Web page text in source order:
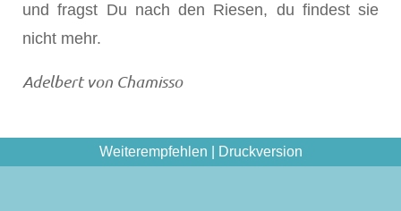
und fragst Du nach den Riesen, du findest sie
nicht mehr.
Adelbert von Chamisso
Weiterempfehlen Druckversion